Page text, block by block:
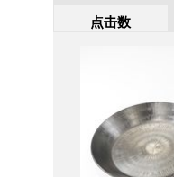
点击数